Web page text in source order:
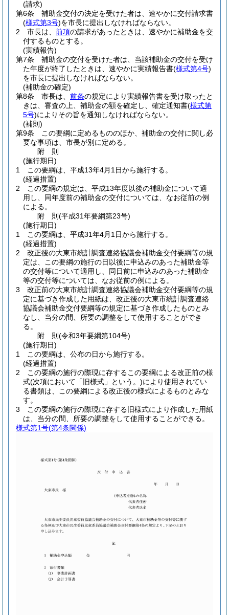
(請求)
第6条
補助金交付の決定を受けた者は、速やかに交付請求書
(様式第3号)を市長に提出しなければならない。
2
市長は、 前項の請求があったときは、速やかに補助金を交
付するものとする。
(実績報告)
第7条
補助金の交付を受けた者は、当該補助金の交付を受け
た年度が終了したときは、速やかに実績報告書(様式第4号)
を市長に提出しなければならない。
(補助金の確定)
第8条
市長は、 前条の規定により実績報告書を受け取ったと
きは、審査の上、補助金の額を確定し、確定通知書(様式第
5号)によりその旨を通知しなければならない。
(補則)
第9条
この要綱に定めるもののほか、補助金の交付に関し必
要な事項は、市長が別に定める。
附 則
(施行期日)
1
この要綱は、平成13年4月1日から施行する。
(経過措置)
2
この要綱の規定は、平成13年度以後の補助金について適
用し、同年度前の補助金の交付については、なお従前の例
による。
附 則(平成31年要綱第23号)
(施行期日)
1
この要綱は、平成31年4月1日から施行する。
(経過措置)
2
改正後の大東市統計調査連絡協議会補助金交付要綱等の規
定は、この要綱の施行の日以後に申込みのあった補助金等
の交付等について適用し、同日前に申込みのあった補助金
等の交付等については、なお従前の例による。
3
改正前の大東市統計調査連絡協議会補助金交付要綱等の規
定に基づき作成した用紙は、改正後の大東市統計調査連絡
協議会補助金交付要綱等の規定に基づき作成したものとみ
なし、当分の間、所要の調整をして使用することができ
る。
附 則(令和3年要綱第104号)
(施行期日)
1
この要綱は、公布の日から施行する。
(経過措置)
2
この要綱の施行の際現に存するこの要綱による改正前の様
式(次項において「旧様式」という。)により使用されてい
る書類は、この要綱による改正後の様式によるものとみな
す。
3
この要綱の施行の際現に存する旧様式により作成した用紙
は、当分の間、所要の調整をして使用することができる。
様式第1号(第4条関係)